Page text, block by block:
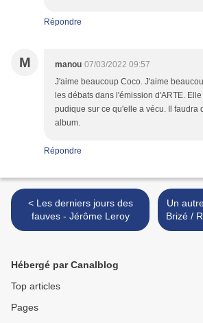
Répondre
M manou 07/03/2022 09:57
J'aime beaucoup Coco. J'aime
les débats dans l'émission d'ARTE.
pudique sur ce qu'elle a vécu. Il faudra
album.
Répondre
< Les derniers jours des
fauves - Jérôme Leroy
Un
Brizé /
Hébergé par Canalblog
Top articles
Pages